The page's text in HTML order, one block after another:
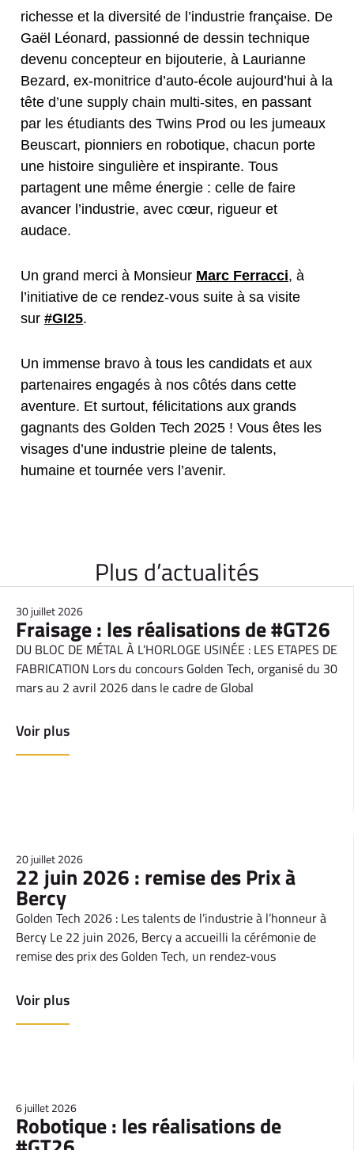
richesse et la diversité de l’industrie française. De
Gaël Léonard, passionné de dessin technique
devenu concepteur en bijouterie, à Laurianne
Bezard, ex-monitrice d’auto-école aujourd’hui à la
tête d’une supply chain multi-sites, en passant
par les étudiants des Twins Prod ou les jumeaux
Beuscart, pionniers en robotique, chacun porte
une histoire singulière et inspirante. Tous
partagent une même énergie : celle de faire
avancer l’industrie, avec cœur, rigueur et
audace.
Un grand merci à Monsieur Marc Ferracci, à
l’initiative de ce rendez-vous suite à sa visite
sur #GI25.
Un immense bravo à tous les candidats et aux
partenaires engagés à nos côtés dans cette
aventure. Et surtout, félicitations aux grands
gagnants des Golden Tech 2025 ! Vous êtes les
visages d’une industrie pleine de talents,
humaine et tournée vers l’avenir.
Plus d’actualités
30 juillet 2026
Fraisage : les réalisations de #GT26
DU BLOC DE MÉTAL À L’HORLOGE USINÉE : LES ETAPES DE
FABRICATION Lors du concours Golden Tech, organisé du 30
mars au 2 avril 2026 dans le cadre de Global
Voir plus
20 juillet 2026
22 juin 2026 : remise des Prix à
Bercy
Golden Tech 2026 : Les talents de l’industrie à l’honneur à
Bercy Le 22 juin 2026, Bercy a accueilli la cérémonie de
remise des prix des Golden Tech, un rendez-vous
Voir plus
6 juillet 2026
Robotique : les réalisations de